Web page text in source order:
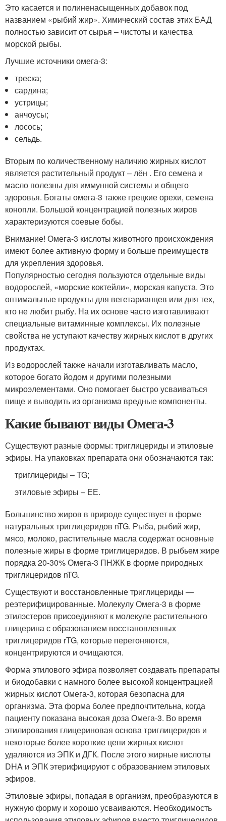
Это касается и полиненасыщенных добавок под
названием «рыбий жир». Химический состав этих БАД
полностью зависит от сырья – чистоты и качества
морской рыбы.
Лучшие источники омега-3:
треска;
сардина;
устрицы;
анчоусы;
лосось;
сельдь.
Вторым по количественному наличию жирных кислот
является растительный продукт – лён . Его семена и
масло полезны для иммунной системы и общего
здоровья. Богаты омега-3 также грецкие орехи, семена
конопли. Большой концентрацией полезных жиров
характеризуются соевые бобы.
Внимание! Омега-3 кислоты животного происхождения
имеют более активную форму и больше преимуществ
для укрепления здоровья.
Популярностью сегодня пользуются отдельные виды
водорослей, «морские коктейли», морская капуста. Это
оптимальные продукты для вегетарианцев или для тех,
кто не любит рыбу. На их основе часто изготавливают
специальные витаминные комплексы. Их полезные
свойства не уступают качеству жирных кислот в других
продуктах.
Из водорослей также начали изготавливать масло,
которое богато йодом и другими полезными
микроэлементами. Оно помогает быстро усваиваться
пище и выводить из организма вредные компоненты.
Какие бывают виды Омега-3
Существуют разные формы: триглицериды и этиловые
эфиры. На упаковках препарата они обозначаются так:
триглицериды – TG;
этиловые эфиры – ЕЕ.
Большинство жиров в природе существует в форме
натуральных триглицеридов nTG. Рыба, рыбий жир,
мясо, молоко, растительные масла содержат основные
полезные жиры в форме триглицеридов. В рыбьем жире
порядка 20-30% Омега-3 ПНЖК в форме природных
триглицеридов nTG.
Существуют и восстановленные триглицериды —
реэтерифицированные. Молекулу Омега-3 в форме
этилэстеров присоединяют к молекуле растительного
глицерина с образованием восстановленных
триглицеридов rTG, которые перегоняются,
концентрируются и очищаются.
Форма этилового эфира позволяет создавать препараты
и биодобавки с намного более высокой концентрацией
жирных кислот Омега-3, которая безопасна для
организма. Эта форма более предпочтительна, когда
пациенту показана высокая доза Омега-3. Во время
этилирования глицериновая основа триглицеридов и
некоторые более короткие цепи жирных кислот
удаляются из ЭПК и ДГК. После этого жирные кислоты
DHA и ЭПК этерифицируют с образованием этиловых
эфиров.
Этиловые эфиры, попадая в организм, преобразуются в
нужную форму и хорошо усваиваются. Необходимость